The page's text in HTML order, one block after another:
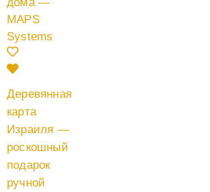
Деревянная
карта
Израиля —
роскошный
подарок
ручной